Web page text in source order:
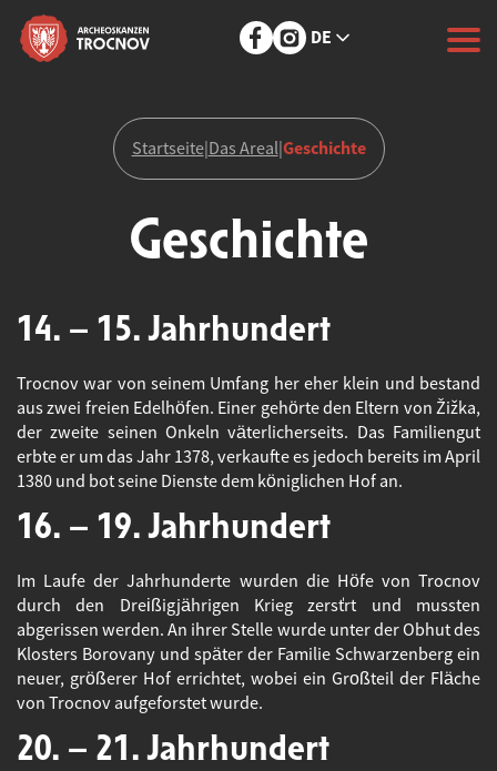
DE
Startseite| Das Areal| Geschichte
Geschichte
14. – 15. Jahrhundert
Trocnov war von seinem Umfang her eher klein und bestand
aus zwei freien Edelhöfen. Einer gehörte den Eltern von Žižka,
der zweite seinen Onkeln väterlicherseits. Das Familiengut
erbte er um das Jahr 1378, verkaufte es jedoch bereits im April
1380 und bot seine Dienste dem königlichen Hof an.
16. – 19. Jahrhundert
Im Laufe der Jahrhunderte wurden die Höfe von Trocnov
durch den Dreißigjährigen Krieg zerstört und mussten
abgerissen werden. An ihrer Stelle wurde unter der Obhut des
Klosters Borovany und später der Familie Schwarzenberg ein
neuer, größerer Hof errichtet, wobei ein Großteil der Fläche
von Trocnov aufgeforstet wurde.
20. – 21. Jahrhundert